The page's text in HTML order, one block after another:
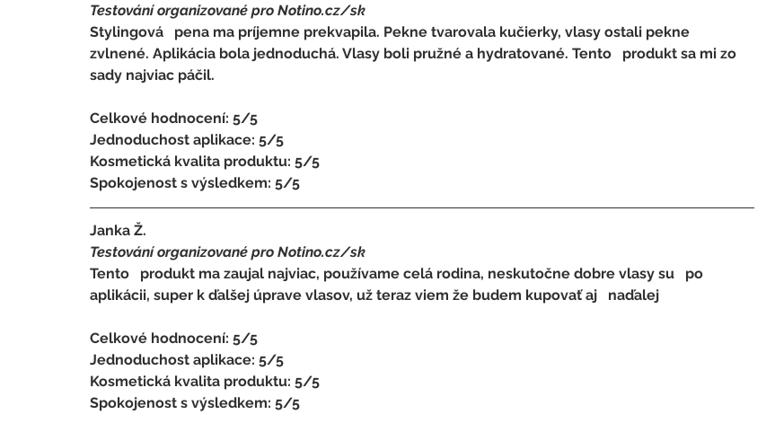
Testování organizované pro Notino.cz/sk
Stylingová   pena ma príjemne prekvapila. Pekne tvarovala kučierky, vlasy ostali pekne
zvlnené. Aplikácia bola jednoduchá. Vlasy boli pružné a hydratované. Tento   produkt sa mi zo
sady najviac páčil.
Celkové hodnocení: 5/5
Jednoduchost aplikace: 5/5
Kosmetická kvalita produktu: 5/5
Spokojenost s výsledkem: 5/5
Janka Ž.
Testování organizované pro Notino.cz/sk
Tento   produkt ma zaujal najviac, používame celá rodina, neskutočne dobre vlasy su   po
aplikácii, super k ďalšej úprave vlasov, už teraz viem že budem kupovať aj   naďalej
Celkové hodnocení: 5/5
Jednoduchost aplikace: 5/5
Kosmetická kvalita produktu: 5/5
Spokojenost s výsledkem: 5/5